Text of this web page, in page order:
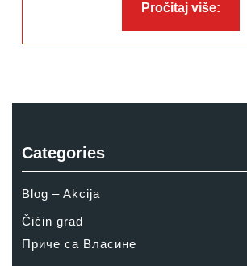
Pročitaj više:
Categories
Blog – Akcija
Čićin grad
Приче са Власине